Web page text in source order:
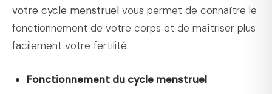
votre cycle menstruel vous permet de connaître le
fonctionnement de votre corps et de maîtriser plus
facilement votre fertilité.
Fonctionnement du cycle menstruel